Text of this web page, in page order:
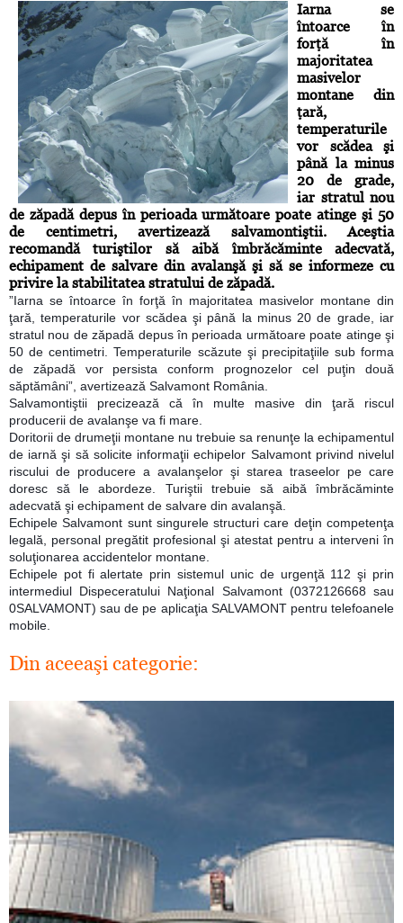
Iarna se
întoarce în
forţă în
majoritatea
masivelor
montane din
ţară,
temperaturile
vor scădea şi
până la minus
20 de grade,
iar stratul nou
de zăpadă depus în perioada următoare poate atinge şi 50
de centimetri, avertizează salvamontiştii. Aceştia
recomandă turiştilor să aibă îmbrăcăminte adecvată,
echipament de salvare din avalanşă şi să se informeze cu
privire la stabilitatea stratului de zăpadă.
”Iarna se întoarce în forţă în majoritatea masivelor montane din
ţară, temperaturile vor scădea şi până la minus 20 de grade, iar
stratul nou de zăpadă depus în perioada următoare poate atinge şi
50 de centimetri. Temperaturile scăzute şi precipitaţiile sub forma
de zăpadă vor persista conform prognozelor cel puţin două
săptămâni”, avertizează Salvamont România.
Salvamontiştii precizează că în multe masive din ţară riscul
producerii de avalanşe va fi mare.
Doritorii de drumeţii montane nu trebuie sa renunţe la echipamentul
de iarnă şi să solicite informaţii echipelor Salvamont privind nivelul
riscului de producere a avalanşelor şi starea traseelor pe care
doresc să le abordeze. Turiştii trebuie să aibă îmbrăcăminte
adecvată şi echipament de salvare din avalanşă.
Echipele Salvamont sunt singurele structuri care deţin competenţa
legală, personal pregătit profesional şi atestat pentru a interveni în
soluţionarea accidentelor montane.
Echipele pot fi alertate prin sistemul unic de urgenţă 112 şi prin
intermediul Dispeceratului Naţional Salvamont (0372126668 sau
0SALVAMONT) sau de pe aplicaţia SALVAMONT pentru telefoanele
mobile.
Din aceeaşi categorie: